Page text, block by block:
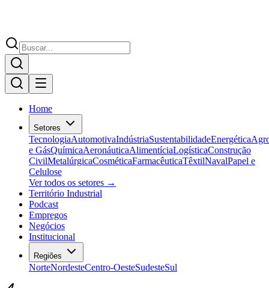
Home
Setores
TecnologiaAutomotivaIndústriaSustentabilidadeEnergética
e GásQuímicaAeronáuticaAlimentíciaLogísticaConstrução
CivilMetalúrgicaCosméticaFarmacêuticaTêxtilNavalPapel e
Celulose
Ver todos os setores →
Território Industrial
Podcast
Empregos
Negócios
Institucional
Regiões
NorteNordesteCentro-OesteSudesteSul